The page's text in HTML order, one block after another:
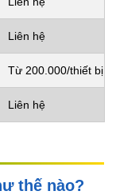
Liên hệ
Từ 200.000/thiết bị
Liên hệ
thế nào?